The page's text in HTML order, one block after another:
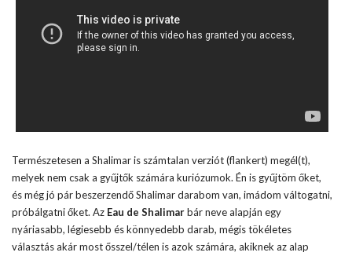
Természetesen a Shalimar is számtalan verziót (flankert) megél(t),
melyek nem csak a gyűjtők számára kuriózumok. Én is gyűjtöm őket,
és még jó pár beszerzendő Shalimar darabom van, imádom váltogatni,
próbálgatni őket. Az Eau de Shalimarbár neve alapján egy
nyáriasabb, légiesebb és könnyedebb darab, mégis tökéletes
választás akár most ősszel/télen is azok számára, akiknek az alap